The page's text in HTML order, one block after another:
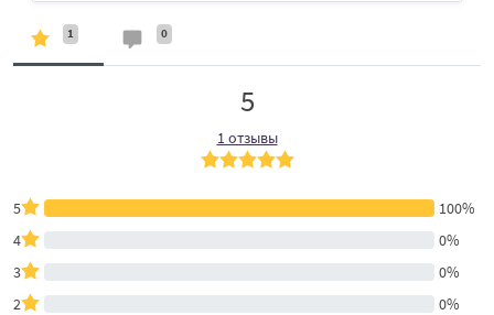
1 0
5
1 отзывы
5
100%
4
0%
3
0%
2
0%